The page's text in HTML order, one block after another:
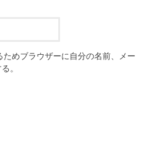
めブラウザーに自分の名前、メー
。